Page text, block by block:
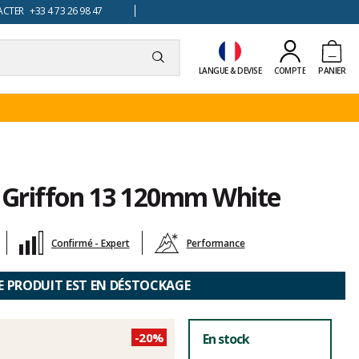
+33 4 73 26 98 47
LANGUE & DEVISE COMPTE PANIER
13 120mm White
Confirmé - Expert Performance
PRODUIT EST EN DÉSTOCKAGE
-20% En stock